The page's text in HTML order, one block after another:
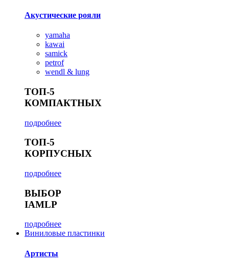
Акустические рояли
yamaha
kawai
samick
petrof
wendl & lung
ТОП-5
КОМПАКТНЫХ
подробнее
ТОП-5
КОРПУСНЫХ
подробнее
ВЫБОР
IAMLP
подробнее
Виниловые пластинки
Артисты